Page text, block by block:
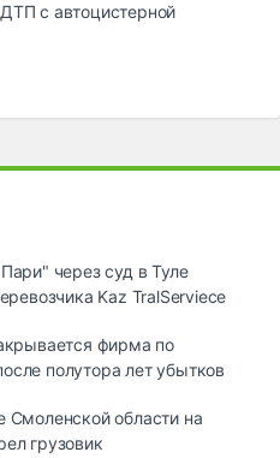
с автоцистерной
через суд в Туле
Kaz TralServiece
фирма по
полутора лет убытков
Смоленской области на
грузовик